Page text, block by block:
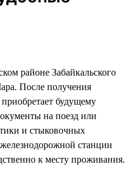
районе Забайкальского
После получения
будущему
на поезд или
и стыковочных
станции
к месту проживания.